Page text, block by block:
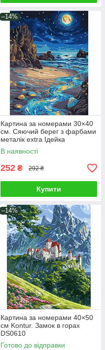
–14%
Картина за номерами 30×40
см. Сяючий берег з фарбами
металік extra Ідейка
KHO6387
В наявності
252 ₴ 292 ₴
Купити
–14%
Картина за номерами 40×50
см Kontur. Замок в горах
DS0610
Готово до відправки